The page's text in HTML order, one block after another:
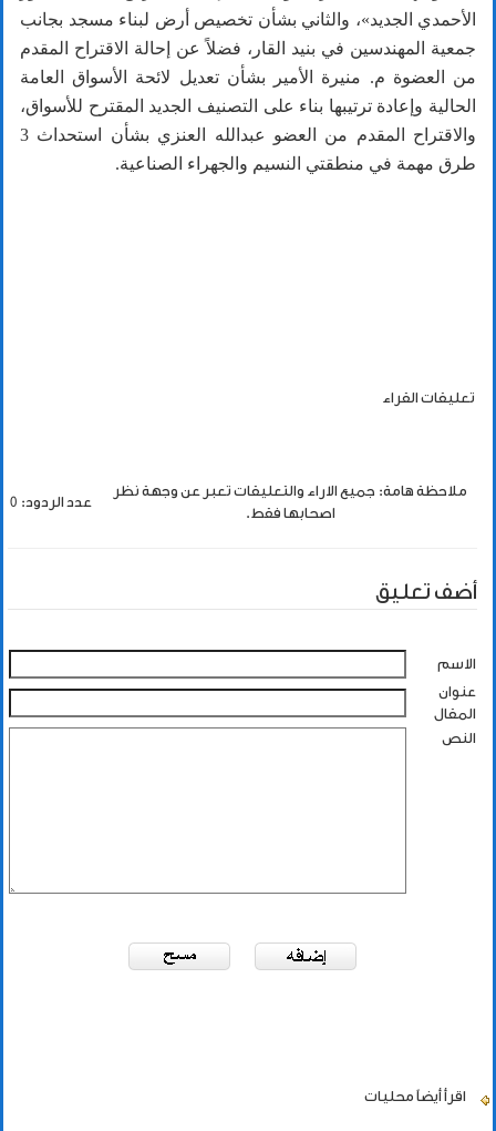
الأحمدي الجديد»، والثاني بشأن تخصيص أرض لبناء مسجد بجانب
جمعية المهندسين في بنيد القار، فضلاً عن إحالة الاقتراح المقدم
من العضوة م. منيرة الأمير بشأن تعديل لائحة الأسواق العامة
الحالية وإعادة ترتيبها بناء على التصنيف الجديد المقترح للأسواق،
والاقتراح المقدم من العضو عبدالله العنزي بشأن استحداث 3
طرق مهمة في منطقتي النسيم والجهراء الصناعية.
تعليقات القراء
ملاحظة هامة: جميع الاراء والتعليقات تعبر عن وجهة نظر
اصحابها فقط.
عدد الردود: 0
أضف تعليق
الاسم
عنوان
المقال
النص
اقرأ أيضاً محليات